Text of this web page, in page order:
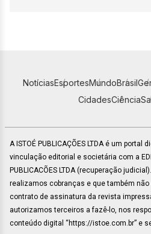
NotíciasEsportesMundoBrasil
CidadesCiência
A ISTOÉ PUBLICAÇÕES LTDA é um
vinculação editorial e societária com a
PUBLICACÕES LTDA (recuperação
realizamos cobranças e que também
contrato de assinatura da revista
autorizamos terceiros a fazê-lo, nos
conteúdo digital “https://istoe.com.br” e